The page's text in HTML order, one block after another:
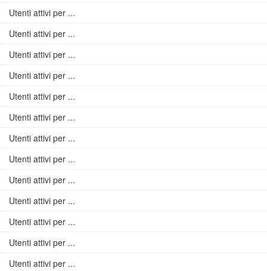
Utenti attivi per ...
Utenti attivi per ...
Utenti attivi per ...
Utenti attivi per ...
Utenti attivi per ...
Utenti attivi per ...
Utenti attivi per ...
Utenti attivi per ...
Utenti attivi per ...
Utenti attivi per ...
Utenti attivi per ...
Utenti attivi per ...
Utenti attivi per ...